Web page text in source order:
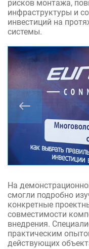
рисков монтажа,
инфраструктуры и
инвестиций на
системы.
На
cмогли подробно
конкретные
совместимости
внедрения.
практическим
действующих